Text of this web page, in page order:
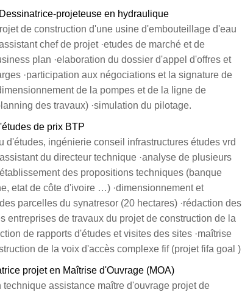
projeteuse en hydraulique
de construction d'une usine d'embouteillage d'eau
chef de projet ·etudes de marché et de
plan ·elaboration du dossier d'appel d'offres et
·participation aux négociations et la signature de
de la pompes et de la ligne de
des travaux) ·simulation du pilotage.
de prix BTP
d'études, ingénierie conseil infrastructures études vrd
du directeur technique ·analyse de plusieurs
des propositions techniques (banque
etat de côte d'ivoire …) ·dimensionnement et
parcelles du synatresor (20 hectares) ·rédaction des
entreprises de travaux du projet de construction de la
de rapports d'études et visites des sites ·maîtrise
de la voix d'accès complexe fif (projet fifa goal )
projet en Maîtrise d'Ouvrage (MOA)
assistance maître d'ouvrage projet de